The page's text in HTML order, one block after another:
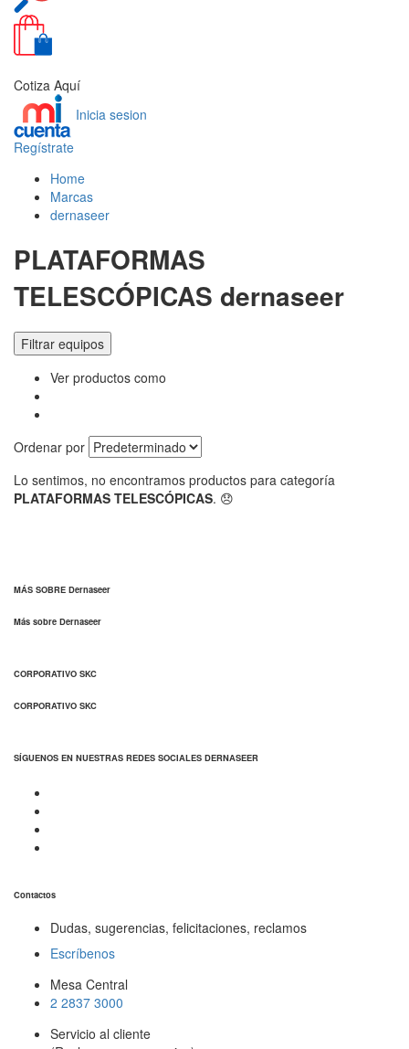
Cotiza Aquí
Inicia sesion
Regístrate
Home
Marcas
dernaseer
PLATAFORMAS
TELESCÓPICAS dernaseer
Filtrar equipos
Ver productos como
Ordenar por
Lo sentimos, no encontramos productos para categoría
PLATAFORMAS TELESCÓPICAS. 😞
MÁS SOBRE Dernaseer
Más sobre Dernaseer
CORPORATIVO SKC
CORPORATIVO SKC
SÍGUENOS EN NUESTRAS REDES SOCIALES DERNASEER
Contactos
Dudas, sugerencias, felicitaciones, reclamos
Escríbenos
Mesa Central
2 2837 3000
Servicio al cliente